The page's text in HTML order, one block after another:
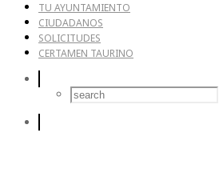
TU AYUNTAMIENTO
CIUDADANOS
SOLICITUDES
CERTAMEN TAURINO